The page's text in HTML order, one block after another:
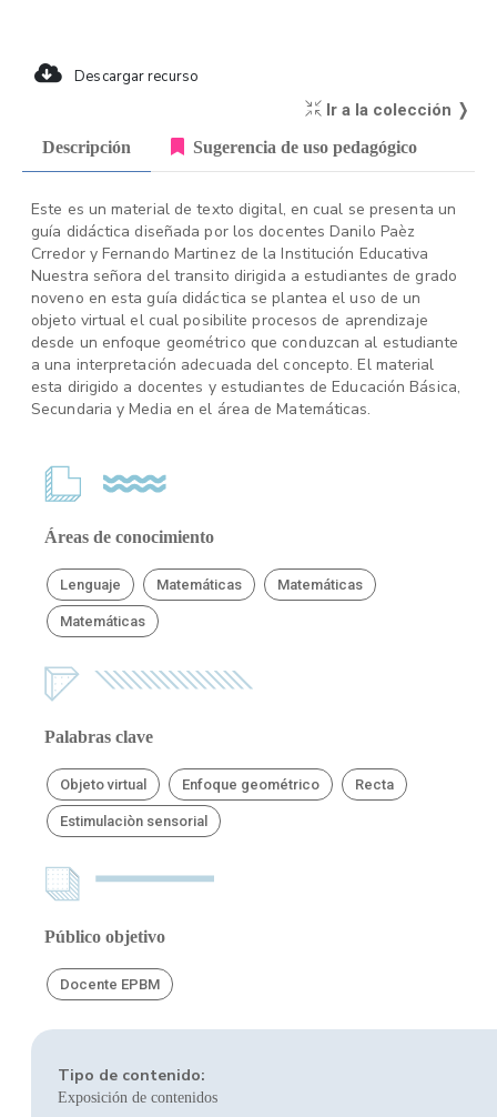
Descargar recurso
Ir a la colección ❭
Descripción Sugerencia de uso pedagógico
Este es un material de texto digital, en cual se presenta un
guía didáctica diseñada por los docentes Danilo Paèz
Crredor y Fernando Martinez de la Institución Educativa
Nuestra señora del transito dirigida a estudiantes de grado
noveno en esta guía didáctica se plantea el uso de un
objeto virtual el cual posibilite procesos de aprendizaje
desde un enfoque geométrico que conduzcan al estudiante
a una interpretación adecuada del concepto. El material
esta dirigido a docentes y estudiantes de Educación Básica,
Secundaria y Media en el área de Matemáticas.
Áreas de conocimiento
Lenguaje Matemáticas Matemáticas
Matemáticas
Palabras clave
Objeto virtual Enfoque geométrico Recta
Estimulaciòn sensorial
Público objetivo
Docente EPBM
Tipo de contenido:
Exposición de contenidos